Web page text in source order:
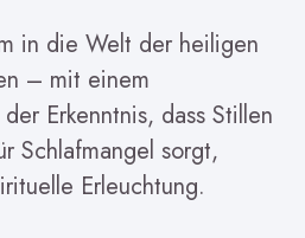
in die Welt der heiligen
– mit einem
Erkenntnis, dass Stillen
Schlafmangel sorgt,
Erleuchtung.